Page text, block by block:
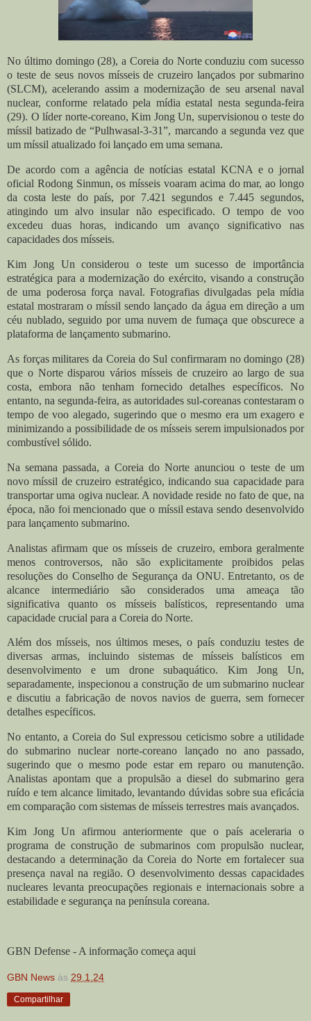
No último domingo (28), a Coreia do Norte conduziu com sucesso
o teste de seus novos mísseis de cruzeiro lançados por submarino
(SLCM), acelerando assim a modernização de seu arsenal naval
nuclear, conforme relatado pela mídia estatal nesta segunda-feira
(29). O líder norte-coreano, Kim Jong Un, supervisionou o teste do
míssil batizado de “Pulhwasal-3-31”, marcando a segunda vez que
um míssil atualizado foi lançado em uma semana.
De acordo com a agência de notícias estatal KCNA e o jornal
oficial Rodong Sinmun, os mísseis voaram acima do mar, ao longo
da costa leste do país, por 7.421 segundos e 7.445 segundos,
atingindo um alvo insular não especificado. O tempo de voo
excedeu duas horas, indicando um avanço significativo nas
capacidades dos mísseis.
Kim Jong Un considerou o teste um sucesso de importância
estratégica para a modernização do exército, visando a construção
de uma poderosa força naval. Fotografias divulgadas pela mídia
estatal mostraram o míssil sendo lançado da água em direção a um
céu nublado, seguido por uma nuvem de fumaça que obscurece a
plataforma de lançamento submarino.
As forças militares da Coreia do Sul confirmaram no domingo (28)
que o Norte disparou vários mísseis de cruzeiro ao largo de sua
costa, embora não tenham fornecido detalhes específicos. No
entanto, na segunda-feira, as autoridades sul-coreanas contestaram o
tempo de voo alegado, sugerindo que o mesmo era um exagero e
minimizando a possibilidade de os mísseis serem impulsionados por
combustível sólido.
Na semana passada, a Coreia do Norte anunciou o teste de um
novo míssil de cruzeiro estratégico, indicando sua capacidade para
transportar uma ogiva nuclear. A novidade reside no fato de que, na
época, não foi mencionado que o míssil estava sendo desenvolvido
para lançamento submarino.
Analistas afirmam que os mísseis de cruzeiro, embora geralmente
menos controversos, não são explicitamente proibidos pelas
resoluções do Conselho de Segurança da ONU. Entretanto, os de
alcance intermediário são considerados uma ameaça tão
significativa quanto os mísseis balísticos, representando uma
capacidade crucial para a Coreia do Norte.
Além dos mísseis, nos últimos meses, o país conduziu testes de
diversas armas, incluindo sistemas de mísseis balísticos em
desenvolvimento e um drone subaquático. Kim Jong Un,
separadamente, inspecionou a construção de um submarino nuclear
e discutiu a fabricação de novos navios de guerra, sem fornecer
detalhes específicos.
No entanto, a Coreia do Sul expressou ceticismo sobre a utilidade
do submarino nuclear norte-coreano lançado no ano passado,
sugerindo que o mesmo pode estar em reparo ou manutenção.
Analistas apontam que a propulsão a diesel do submarino gera
ruído e tem alcance limitado, levantando dúvidas sobre sua eficácia
em comparação com sistemas de mísseis terrestres mais avançados.
Kim Jong Un afirmou anteriormente que o país aceleraria o
programa de construção de submarinos com propulsão nuclear,
destacando a determinação da Coreia do Norte em fortalecer sua
presença naval na região. O desenvolvimento dessas capacidades
nucleares levanta preocupações regionais e internacionais sobre a
estabilidade e segurança na península coreana.
GBN Defense - A informação começa aqui
GBN News às 29.1.24
Compartilhar